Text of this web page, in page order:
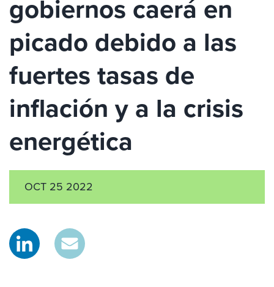
gobiernos caerá en
picado debido a las
fuertes tasas de
inflación y a la crisis
energética
OCT 25 2022